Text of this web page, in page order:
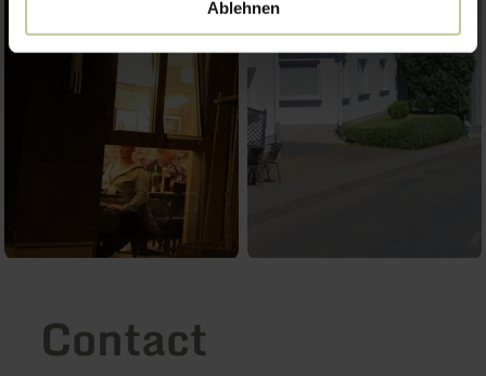
Ablehnen
Contact